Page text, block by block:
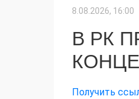
8.08.2026, 16:00
В РК
Получить